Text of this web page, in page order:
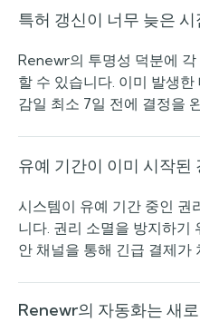
특허 갱신이 너무 늦은
Renewr의 투명성 덕분에
할 수 있습니다. 이미 발생
감일 최소 7일 전에 결정을
유예 기간이 이미 시작된
시스템이 유예 기간 중인 권
니다. 권리 소멸을 방지하기
안 채널을 통해 긴급 결제가
Renewr의 자동화는 새